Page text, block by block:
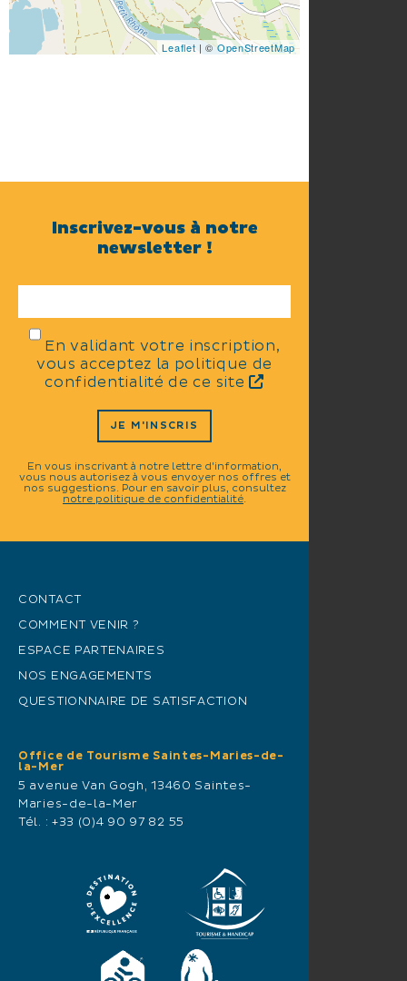
Leaflet | ©OpenStreetMap
Inscrivez-vous à notre
newsletter !
En validant votre inscription,
vous acceptez la politique de
confidentialité de ce site
JE M'INSCRIS
En vous inscrivant à notre lettre d'information,
vous nous autorisez à vous envoyer nos offres et
nos suggestions. Pour en savoir plus, consultez
notre politique de confidentialité.
CONTACT
COMMENT VENIR ?
ESPACE PARTENAIRES
NOS ENGAGEMENTS
QUESTIONNAIRE DE SATISFACTION
Office de Tourisme Saintes-Maries-de-
la-Mer
5 avenue Van Gogh, 13460 Saintes-
Maries-de-la-Mer
Tél. : +33 (0)4 90 97 82 55